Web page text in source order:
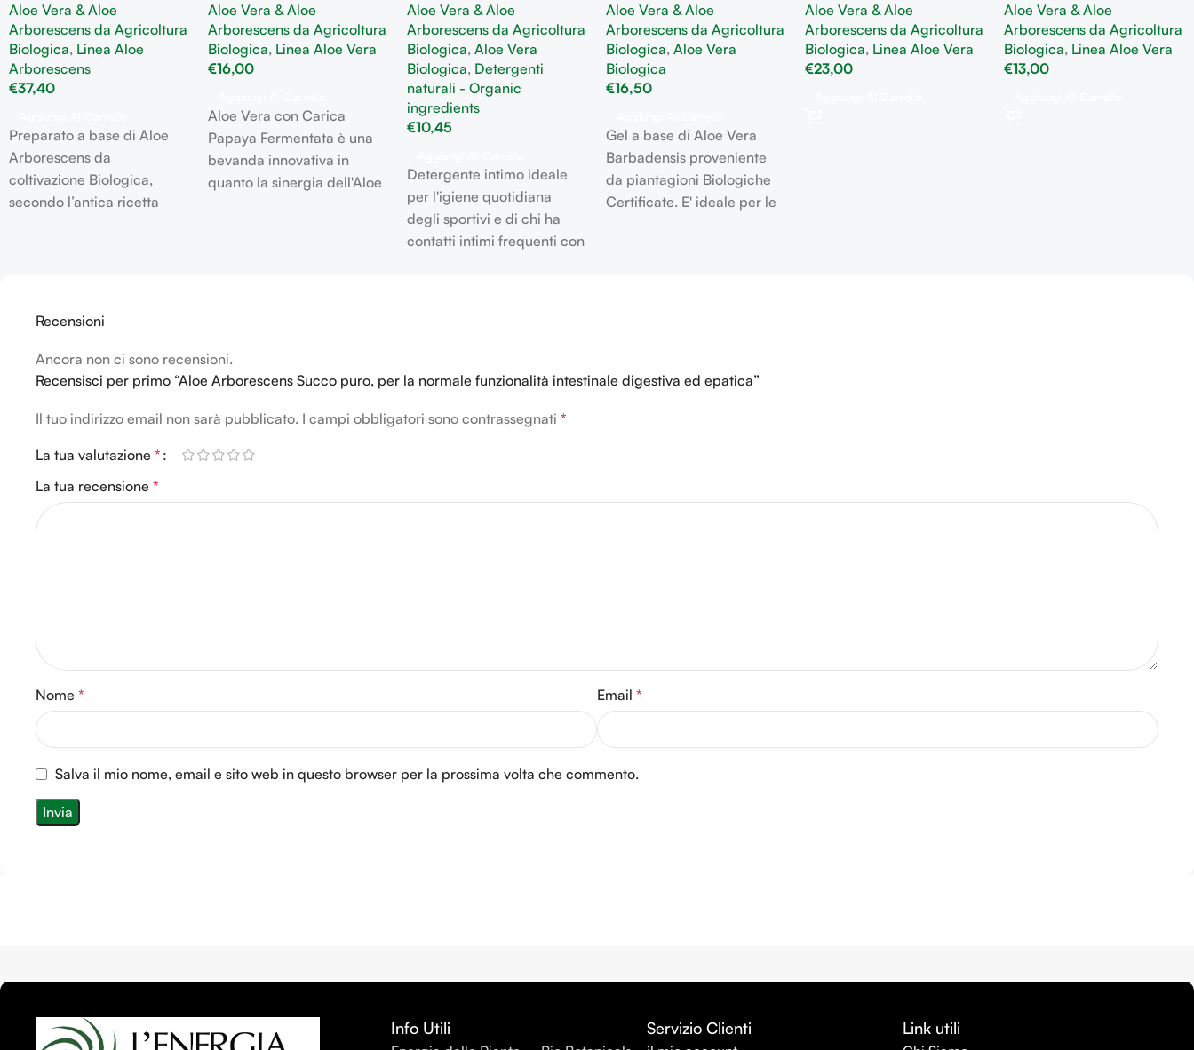
benessere e sostegno
gastrointestinale
Aloe Vera & Aloe
Arborescens da Agricoltura
Biologica, Linea Aloe
Arborescens
€37,40
Preparato a base di Aloe
Arborescens da
coltivazione Biologica,
secondo l’antica ricetta
sinergie di questi tre
ottenere un eccellente
riequilibrio psicofisico.
l’organismo anche in
Stress-Ossidativo,
Radioterapia.
l’organismo
Aloe Vera & Aloe
Arborescens da Agricoltura
Biologica, Linea Aloe Vera
€16,00
Aloe Vera con Carica
Papaya Fermentata è una
bevanda innovativa in
quanto la sinergia dell'Aloe
difese dell'organismo. Utile
nel riequilibrio psico-fisico
le sue eccellenti proprietà
antiossidanti.
Aloe Vera & Aloe
Arborescens da Agricoltura
Biologica, Aloe Vera
Biologica, Detergenti
naturali - Organic
ingredients
€10,45
Detergente intimo ideale
per l'igiene quotidiana
degli sportivi e di chi ha
contatti intimi frequenti con
bruciature
Aloe Vera & Aloe
Arborescens da Agricoltura
Biologica, Aloe Vera
Biologica
€16,50
Gel a base di Aloe Vera
Barbadensis proveniente
da piantagioni Biologiche
Certificate. E' ideale per le
sostegno gastrointestinale
Aloe Vera & Aloe
Arborescens da Agricoltura
Biologica, Linea Aloe Vera
€23,00
sostegno gastrointestinale
Aloe Vera & Aloe
Arborescens da Agricoltura
Biologica, Linea Aloe Vera
€13,00
Recensioni
Ancora non ci sono recensioni.
Recensisci per primo “Aloe Arborescens Succo puro, per la normale funzionalità intestinale digestiva ed epatica”
Il tuo indirizzo email non sarà pubblicato. I campi obbligatori sono contrassegnati *
La tua valutazione *
La tua recensione *
Nome * Email *
Salva il mio nome, email e sito web in questo browser per la prossima volta che commento.
Info Utili Servizio Clienti Link utili